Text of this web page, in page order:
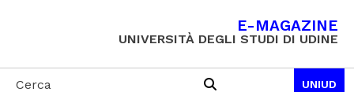
E-MAGAZINE
UNIVERSITÀ DEGLI STUDI DI UDINE
Cerca UNIUD